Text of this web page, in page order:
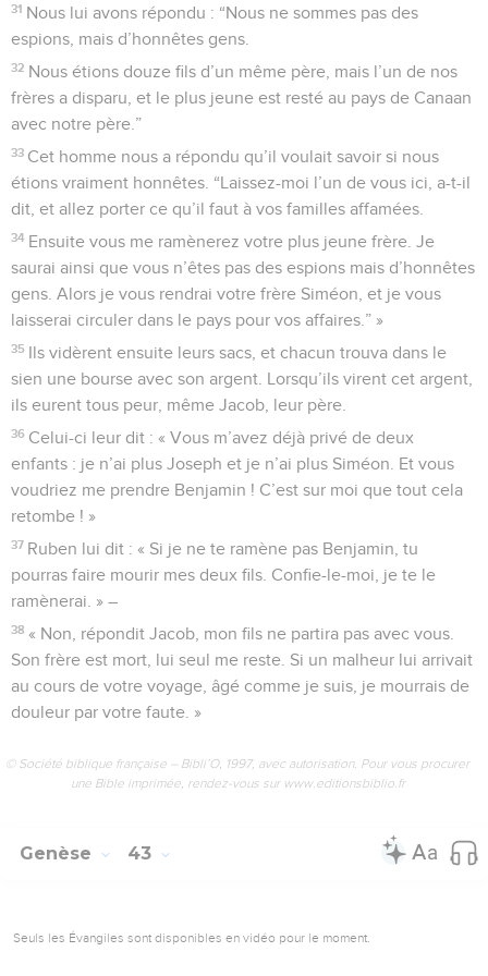
31 Nous lui avons répondu : “Nous ne sommes pas des
espions, mais d’honnêtes gens.
32 Nous étions douze fils d’un même père, mais l’un de nos
frères a disparu, et le plus jeune est resté au pays de Canaan
avec notre père.”
33 Cet homme nous a répondu qu’il voulait savoir si nous
étions vraiment honnêtes. “Laissez-moi l’un de vous ici, a-t-il
dit, et allez porter ce qu’il faut à vos familles affamées.
34 Ensuite vous me ramènerez votre plus jeune frère. Je
saurai ainsi que vous n’êtes pas des espions mais d’honnêtes
gens. Alors je vous rendrai votre frère Siméon, et je vous
laisserai circuler dans le pays pour vos affaires.” »
35 Ils vidèrent ensuite leurs sacs, et chacun trouva dans le
sien une bourse avec son argent. Lorsqu’ils virent cet argent,
ils eurent tous peur, même Jacob, leur père.
36 Celui-ci leur dit : « Vous m’avez déjà privé de deux
enfants : je n’ai plus Joseph et je n’ai plus Siméon. Et vous
voudriez me prendre Benjamin ! C’est sur moi que tout cela
retombe ! »
37 Ruben lui dit : « Si je ne te ramène pas Benjamin, tu
pourras faire mourir mes deux fils. Confie-le-moi, je te le
ramènerai. » –
38 « Non, répondit Jacob, mon fils ne partira pas avec vous.
Son frère est mort, lui seul me reste. Si un malheur lui arrivait
au cours de votre voyage, âgé comme je suis, je mourrais de
douleur par votre faute. »
© Société biblique française – Bibli’O, 1997, avec autorisation. Pour vous procurer
une Bible imprimée, rendez-vous sur www.editionsbiblio.fr
Genèse 43
Seuls les Évangiles sont disponibles en vidéo pour le moment.